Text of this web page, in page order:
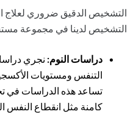
التشخيص الدقيق ضروري لعلاج
التشخيص لدينا في مجموعة
دراسات النوم: نجري
التنفس ومستويات
تساعد هذه الدراسات في
كامنة مثل انقطاع النفس